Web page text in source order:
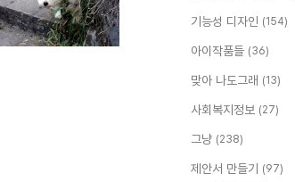
기능성 디자인 (154)
아이작품들 (36)
맞아 나도그래 (13)
사회복지정보 (27)
그냥 (238)
제안서 만들기 (97)